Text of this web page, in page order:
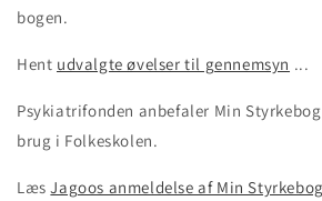
bogen.
Hent udvalgte øvelser til gennemsyn ...
Psykiatrifonden anbefaler Min
brug i Folkeskolen.
LæsJagoos anmeldelse af Min Styrkebog